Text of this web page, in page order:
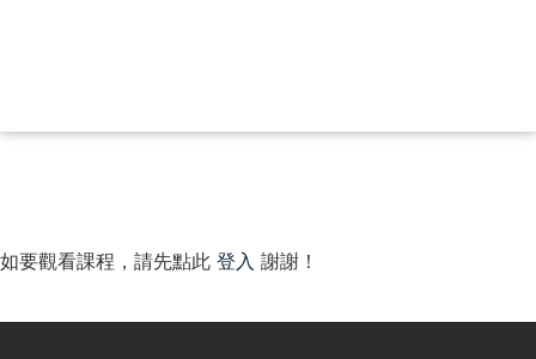
如要觀看課程，請先點此 登入 謝謝！